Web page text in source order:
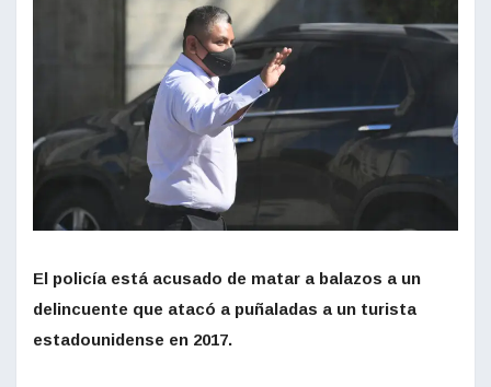
El policía está acusado de matar a balazos a un
delincuente que atacó a puñaladas a un turista
estadounidense en 2017.